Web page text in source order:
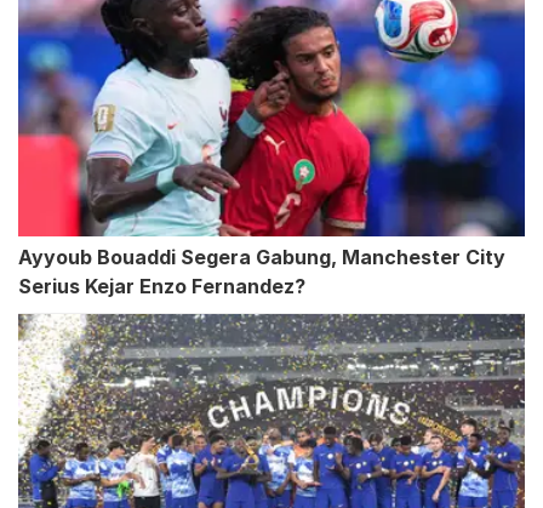
Ayyoub Bouaddi Segera Gabung, Manchester City
Serius Kejar Enzo Fernandez?